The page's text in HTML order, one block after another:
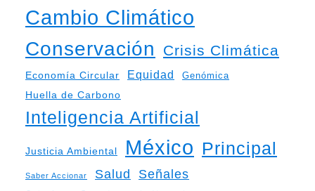
Cambio Climático
Conservación Crisis Climática
Economía Circular Equidad Genómica
Huella de Carbono
Inteligencia Artificial
Justicia Ambiental México Principal
Saber Accionar Salud Señales